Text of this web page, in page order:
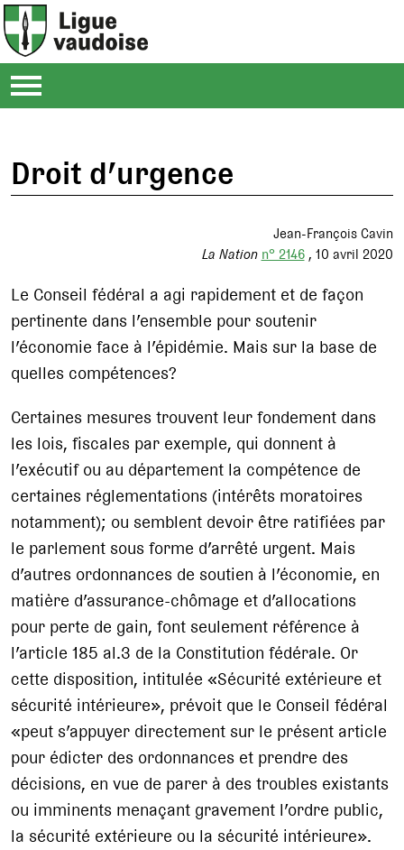
Droit d’urgence
Jean-François Cavin
La Nation n° 2146 10 avril 2020
Le Conseil fédéral a agi rapidement et de façon
pertinente dans l’ensemble pour soutenir
l’économie face à l’épidémie. Mais sur la base de
quelles compétences?
Certaines mesures trouvent leur fondement dans
les lois, fiscales par exemple, qui donnent à
l’exécutif ou au département la compétence de
certaines réglementations (intérêts moratoires
notamment); ou semblent devoir être ratifiées par
le parlement sous forme d’arrêté urgent. Mais
d’autres ordonnances de soutien à l’économie, en
matière d’assurance-chômage et d’allocations
pour perte de gain, font seulement référence à
l’article 185 al.3 de la Constitution fédérale. Or
cette disposition, intitulée «Sécurité extérieure et
sécurité intérieure», prévoit que le Conseil fédéral
«peut s’appuyer directement sur le présent article
pour édicter des ordonnances et prendre des
décisions, en vue de parer à des troubles existants
ou imminents menaçant gravement l’ordre public,
la sécurité extérieure ou la sécurité intérieure».